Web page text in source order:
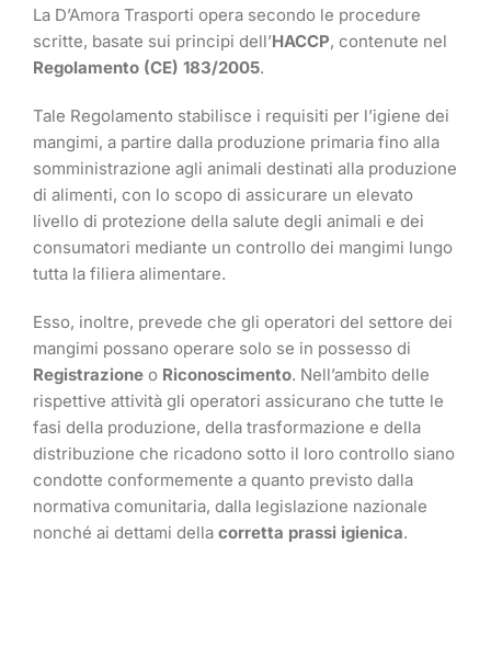
La D’Amora Trasporti opera secondo le procedure
scritte, basate sui principi dell’HACCP, contenute nel
Regolamento (CE) 183/2005.
Tale Regolamento stabilisce i requisiti per l’igiene dei
mangimi, a partire dalla produzione primaria fino alla
somministrazione agli animali destinati alla produzione
di alimenti, con lo scopo di assicurare un elevato
livello di protezione della salute degli animali e dei
consumatori mediante un controllo dei mangimi lungo
tutta la filiera alimentare.
Esso, inoltre, prevede che gli operatori del settore dei
mangimi possano operare solo se in possesso di
Registrazione o Riconoscimento. Nell’ambito delle
rispettive attività gli operatori assicurano che tutte le
fasi della produzione, della trasformazione e della
distribuzione che ricadono sotto il loro controllo siano
condotte conformemente a quanto previsto dalla
normativa comunitaria, dalla legislazione nazionale
nonché ai dettami della corretta prassi igienica.